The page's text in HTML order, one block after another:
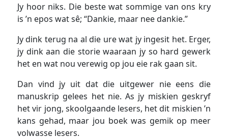
Jy hoor niks. Die beste wat sommige van ons kry
is ’n epos wat sê; “Dankie, maar nee dankie.”
Jy dink terug na al die ure wat jy ingesit het. Erger,
jy dink aan die storie waaraan jy so hard gewerk
het en wat nou verewig op jou eie rak gaan sit.
Dan vind jy uit dat die uitgewer nie eens die
manuskrip gelees het nie. As jy miskien geskryf
het vir jong, skoolgaande lesers, het dit miskien ’n
kans gehad, maar jou boek was gemik op meer
volwasse lesers.